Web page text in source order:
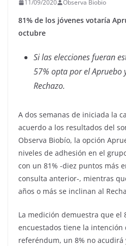
11/09/2020 Observa Biobio
81% de los jóvenes votaría
octubre
Si las elecciones fueran
57% opta por el Apruebo
Rechazo.
A dos semanas de iniciada la
acuerdo a los resultados del
Observa Biobío, la opción
niveles de adhesión en el
con un 81% -diez puntos más
consulta anterior-, mientras
años o más se inclinan al
La medición demuestra que el
encuestados tiene la intención
referéndum, un 8% no acudirá